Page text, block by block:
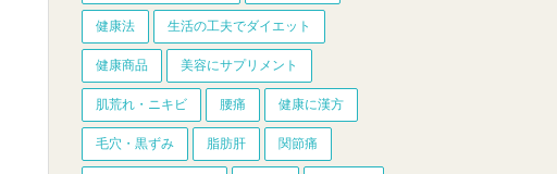
健康法 生活の工夫でダイエット
健康商品 美容にサプリメント
肌荒れ・ニキビ 腰痛 健康に漢方
毛穴・黒ずみ 脂肪肝 関節痛